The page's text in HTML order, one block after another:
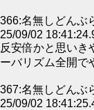
366:名無しどんぶ
25/09/02
反安倍かと思いき
ーバリズム全開で
367:名無しどんぶ
25/09/02